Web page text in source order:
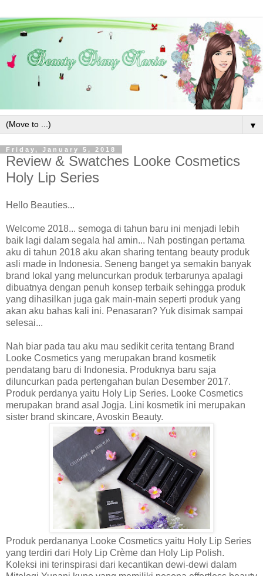
▼
Friday, January 5, 2018
Review & Swatches Looke Cosmetics
Holy Lip Series
Hello Beauties...
Welcome 2018... semoga di tahun baru ini menjadi lebih
baik lagi dalam segala hal amin... Nah postingan pertama
aku di tahun 2018 aku akan sharing tentang beauty produk
asli made in Indonesia. Seneng banget ya semakin banyak
brand lokal yang meluncurkan produk terbarunya apalagi
dibuatnya dengan penuh konsep terbaik sehingga produk
yang dihasilkan juga gak main-main seperti produk yang
akan aku bahas kali ini. Penasaran? Yuk disimak sampai
selesai...
Nah biar pada tau aku mau sedikit cerita tentang Brand
Looke Cosmetics yang merupakan brand kosmetik
pendatang baru di Indonesia. Produknya baru saja
diluncurkan pada pertengahan bulan Desember 2017.
Produk perdanya yaitu Holy Lip Series. Looke Cosmetics
merupakan brand asal Jogja. Lini kosmetik ini merupakan
sister brand skincare, Avoskin Beauty.
Produk perdananya Looke Cosmetics yaitu Holy Lip Series
yang terdiri dari Holy Lip Crème dan Holy Lip Polish.
Koleksi ini terinspirasi dari kecantikan dewi-dewi dalam